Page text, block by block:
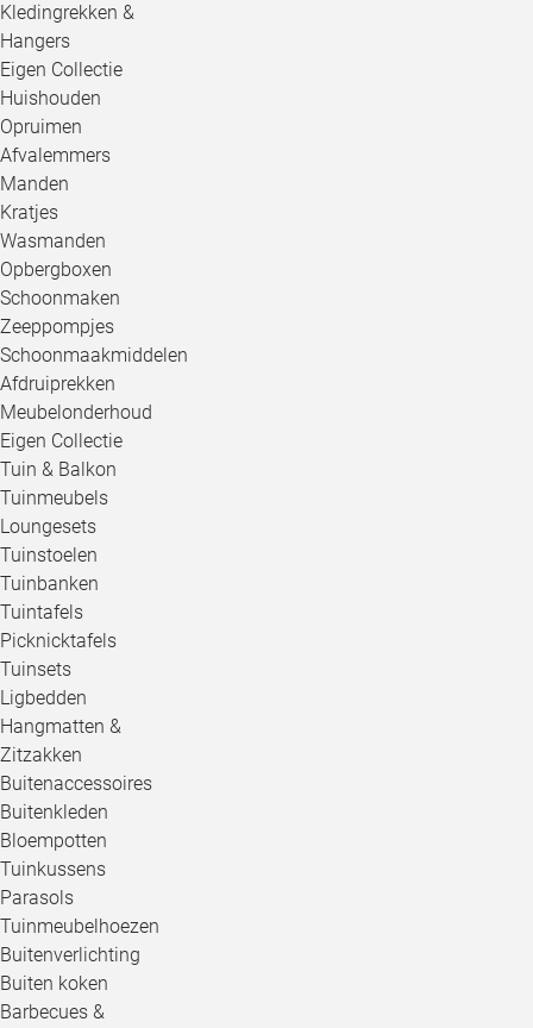
Kledingrekken &
Hangers
Eigen Collectie
Huishouden
Opruimen
Afvalemmers
Manden
Kratjes
Wasmanden
Opbergboxen
Schoonmaken
Zeeppompjes
Schoonmaakmiddelen
Afdruiprekken
Meubelonderhoud
Eigen Collectie
Tuin & Balkon
Tuinmeubels
Loungesets
Tuinstoelen
Tuinbanken
Tuintafels
Picknicktafels
Tuinsets
Ligbedden
Hangmatten &
Zitzakken
Buitenaccessoires
Buitenkleden
Bloempotten
Tuinkussens
Parasols
Tuinmeubelhoezen
Buitenverlichting
Buiten koken
Barbecues &